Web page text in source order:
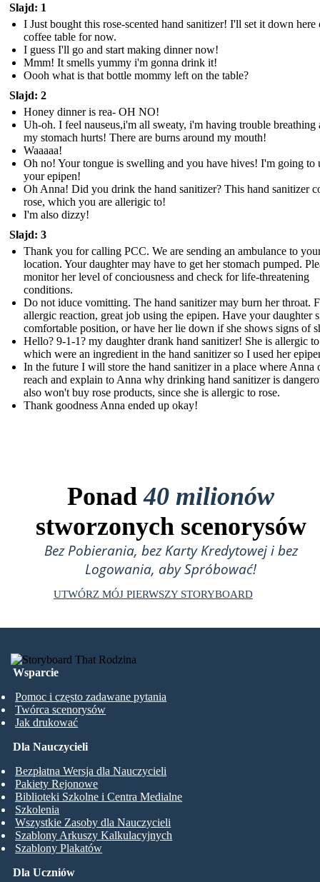
Slajd: 1
I Just bought this rose-scented hand sanitizer! I'll set it down here
coffee table for now.
I guess I'll go and start making dinner now!
Mmm! It smells yummy i'm gonna drink it!
Oooh what is that bottle mommy left on the table?
Slajd: 2
Honey dinner is rea- OH NO!
Uh-oh. I feel nauseus,i'm all sweaty, i'm having trouble breathing
my stomach hurts! There are burns around my mouth!
Waaaaa!
Oh no! Your tongue is swelling and you have hives! I'm going to
your epipen!
Oh Anna! Did you drink the hand sanitizer? This hand sanitizer
rose, which you are allerigic to!
I'm also dizzy!
Slajd: 3
Thank you for calling PCC. We are sending an ambulance to
location. Your daughter may have to get her stomach pumped.
monitor her level of conciousness and check for life-threatening
conditions.
Do not iduce vomitting. The hand sanitizer may burn her throat.
allergic reaction, great job using the epipen. Have your daughter
comfortable position, or have her lie down if she shows signs of
Hello? 9-1-1? my daughter drank hand sanitizer! She is allergic to
which were an ingredient in the hand sanitizer so I used her
In the future I will store the hand sanitizer in a place where Anna
reach and explain to Anna why drinking hand sanitizer is
also won't buy rose products, since she is allergic to rose.
Thank goodness Anna ended up okay!
Ponad40 milionów
stworzonych scenorysów
Bez Pobierania, bez Karty Kredytowej i bez
Logowania, aby Spróbować!
UTWÓRZ MÓJ PIERWSZY STORYBOARD
Wsparcie
Pomoc i często zadawane pytania
Twórca scenorysów
Jak drukować
Dla Uczniów
Dla Nauczycieli
Bezpłatna Wersja dla Nauczycieli
Pakiety Rejonowe
Biblioteki Szkolne i Centra Medialne
Szkolenia
Wszystkie Zasoby dla Nauczycieli
Szablony Arkuszy Kalkulacyjnych
Szablony Plakatów